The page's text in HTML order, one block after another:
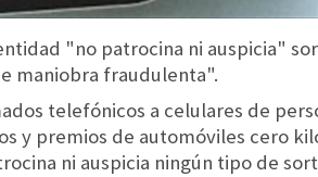
"no patrocina ni auspicia"
maniobra fraudulenta".
telefónicos a celulares de
y premios de automóviles cero
ni auspicia ningún tipo de